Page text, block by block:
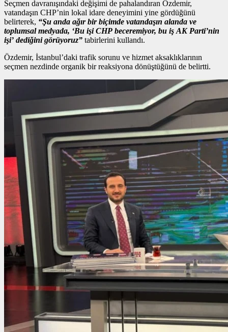
Seçmen davranışındaki değişimi de pahalandıran Özdemir,
vatandaşın CHP’nin lokal idare deneyimini yine gördüğünü
belirterek, “Şu anda ağır bir biçimde vatandaşın alanda ve
toplumsal medyada, ‘Bu işi CHP beceremiyor, bu iş AK Parti’nin
işi’ dediğini görüyoruz” tabirlerini kullandı.
Özdemir, İstanbul’daki trafik sorunu ve hizmet aksaklıklarının
seçmen nezdinde organik bir reaksiyona dönüştüğünü de belirtti.